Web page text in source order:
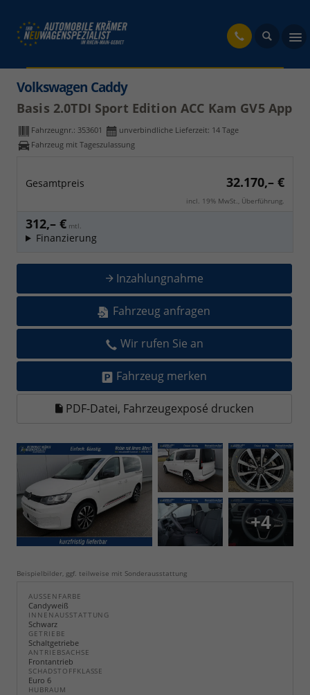
Volkswagen Caddy
Basis 2.0TDI Sport Edition ACC Kam GV5 App
Fahrzeugnr.: 353601 unverbindliche Lieferzeit: 14 Tage
Fahrzeug mit Tageszulassung
Gesamtpreis 32.170,– €
incl. 19% MwSt., Überführung.
312,– € mtl.
Finanzierung
Inzahlungnahme
Fahrzeug anfragen
Wir rufen Sie an
Fahrzeug merken
PDF-Datei, Fahrzeugexposé drucken
+4
Beispielbilder, ggf. teilweise mit Sonderausstattung
AUSSENFARBE
Candyweiß
INNENAUSSTATTUNG
Schwarz
GETRIEBE
Schaltgetriebe
ANTRIEBSACHSE
Frontantrieb
SCHADSTOFFKLASSE
Euro 6
HUBRAUM